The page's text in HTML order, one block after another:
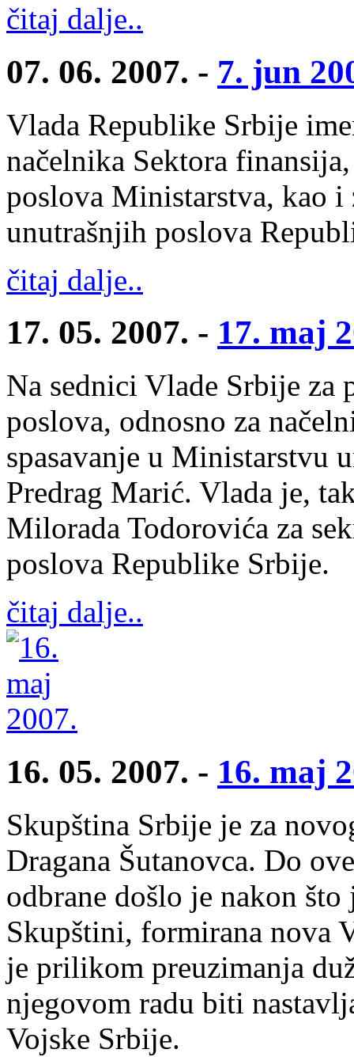
čitaj dalje..
07. 06. 2007. - 7. jun
Vlada Republike Srbije
načelnika Sektora
poslova Ministarstva, kao
unutrašnjih poslova
čitaj dalje..
17. 05. 2007. - 17. maj
Na sednici Vlade Srbije za
poslova, odnosno za
spasavanje u Ministarstvu
Predrag Marić. Vlada je,
Milorada Todorovića za
poslova Republike Srbije.
čitaj dalje..
16. 05. 2007. - 16. maj
Skupština Srbije je za
Dragana Šutanovca. Do
odbrane došlo je nakon
Skupštini, formirana nova
je prilikom preuzimanja
njegovom radu biti
Vojske Srbije.